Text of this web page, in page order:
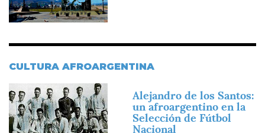
CULTURA AFROARGENTINA
Imagen
Alejandro de los Santos:
un afroargentino en la
Selección de Fútbol
Nacional